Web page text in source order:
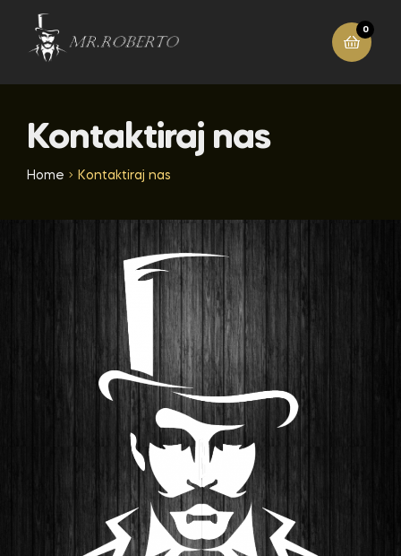
0
Kontaktiraj nas
Home Kontaktiraj nas